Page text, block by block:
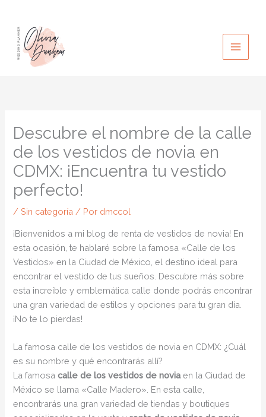
contenido
Descubre el nombre de la calle
de los vestidos de novia en
CDMX: ¡Encuentra tu vestido
perfecto!
/Sin categoría / Por dmccol
¡Bienvenidos a mi blog de renta de vestidos de novia! En
esta ocasión, te hablaré sobre la famosa «Calle de los
Vestidos» en la Ciudad de México, el destino ideal para
encontrar el vestido de tus sueños. Descubre más sobre
esta increíble y emblemática calle donde podrás encontrar
una gran variedad de estilos y opciones para tu gran día.
¡No te lo pierdas!
La famosa calle de los vestidos de novia en CDMX: ¿Cuál
es su nombre y qué encontrarás allí?
La famosacalle de los vestidos de noviaen la Ciudad de
México se llama «Calle Madero». En esta calle,
encontrarás una gran variedad de tiendas y boutiques